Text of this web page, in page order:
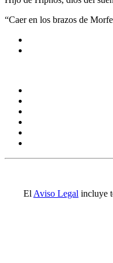
“Caer en los brazos de
El Aviso Legal incluye